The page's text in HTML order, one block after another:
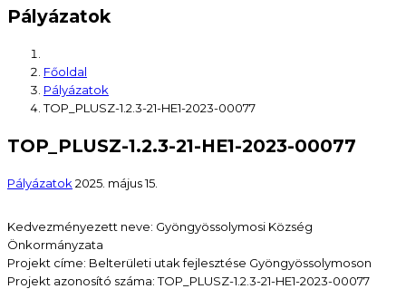
Pályázatok
Főoldal
Pályázatok
TOP_PLUSZ-1.2.3-21-HE1-2023-00077
TOP_PLUSZ-1.2.3-21-HE1-2023-00077
Pályázatok 2025. május 15.
Kedvezményezett neve: Gyöngyössolymosi Község
Önkormányzata
Projekt címe: Belterületi utak fejlesztése Gyöngyössolymoson
Projekt azonosító száma: TOP_PLUSZ-1.2.3-21-HE1-2023-00077